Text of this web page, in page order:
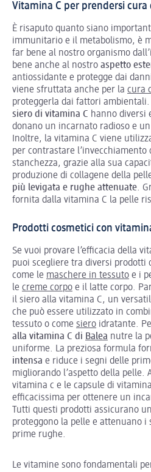
Vitamina C per prendersi
È risaputo quanto siano
immunitario e il metabolismo, è
far bene al nostro organismo
bene anche al nostro aspetto
antiossidante e protegge dai
viene sfruttata anche per la cura
proteggerla dai fattori
siero di vitamina C hanno diversi
donano un incarnato radioso e
Inoltre, la vitamina C viene
per contrastare l’invecchiamento
stanchezza, grazie alla sua
produzione di collagene della
più levigata e rughe attenuate.
fornita dalla vitamina C la pelle
Prodotti cosmetici con
Se vuoi provare l’efficacia della
puoi scegliere tra diversi prodotti
come le maschere in tessuto e i
le creme corpo e il latte corpo.
il siero alla vitamina C, un
che può essere utilizzato in
tessuto o come siero idratante.
alla vitamina C di Balea nutre la
uniforme. La preziosa formula
intensa e riduce i segni delle
migliorando l’aspetto della pelle.
vitamina c e le capsule di
efficacissima per ottenere un
Tutti questi prodotti assicurano
proteggono la pelle e attenuano i
prime rughe.
Le vitamine sono fondamentali